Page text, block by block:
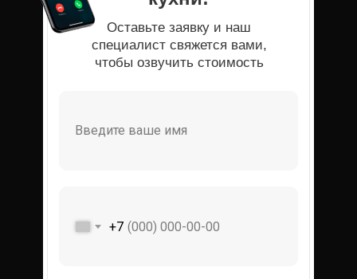
Оставьте заявку и наш
специалист свяжется вами,
чтобы озвучить стоимость
Введите ваше имя
+7